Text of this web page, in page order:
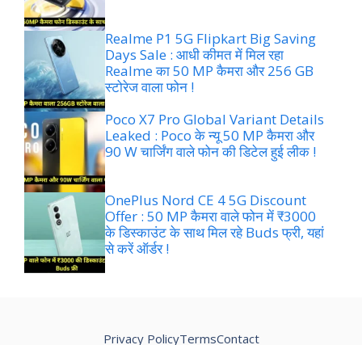
Realme P1 5G Flipkart Big Saving
Days Sale : आधी कीमत में मिल रहा
Realme का 50 MP कैमरा और 256 GB
स्टोरेज वाला फोन !
Poco X7 Pro Global Variant Details
Leaked : Poco के न्यू 50 MP कैमरा और
90 W चार्जिंग वाले फोन की डिटेल हुई लीक !
OnePlus Nord CE 4 5G Discount
Offer : 50 MP कैमरा वाले फोन में ₹3000
के डिस्काउंट के साथ मिल रहे Buds फ्री, यहां
से करें ऑर्डर !
Privacy PolicyTermsContact